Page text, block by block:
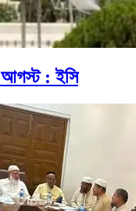
আগস্ট : ইসি